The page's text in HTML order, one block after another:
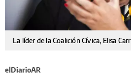
La líder de la Coalición Cívica, Elisa
elDiarioAR